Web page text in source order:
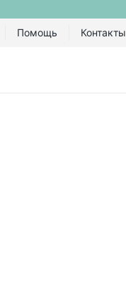
Помощь Контакты